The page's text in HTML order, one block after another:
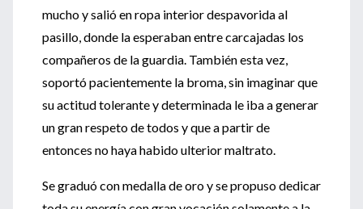
mucho y salió en ropa interior despavorida al
pasillo, donde la esperaban entre carcajadas los
compañeros de la guardia. También esta vez,
soportó pacientemente la broma, sin imaginar que
su actitud tolerante y determinada le iba a generar
un gran respeto de todos y que a partir de
entonces no haya habido ulterior maltrato.
Se graduó con medalla de oro y se propuso dedicar